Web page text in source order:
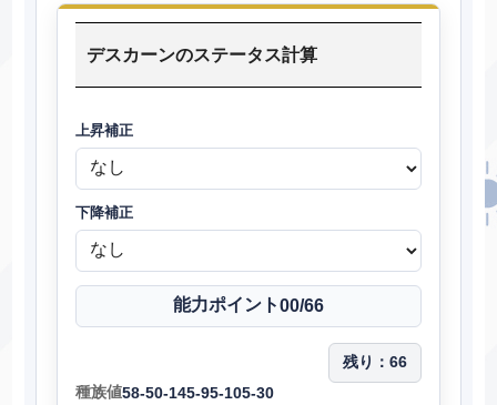
デスカーンのステータス計算
上昇補正
下降補正
能力ポイント00/66
種族値58-50-145-95-105-30
残り： 66